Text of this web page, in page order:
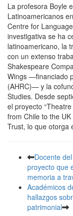
La profesora Boyle
Latinoamericanos
Centre for
investigativa se ha
latinoamericano, la
con un extenso
Shakespeare
Wings —financiado
(AHRC)— y la
Studies. Desde
el proyecto
from Chile to the
Trust, lo que otorga
Docente
proyecto que
memoria a
Académicos
hallazgos
patrimonial